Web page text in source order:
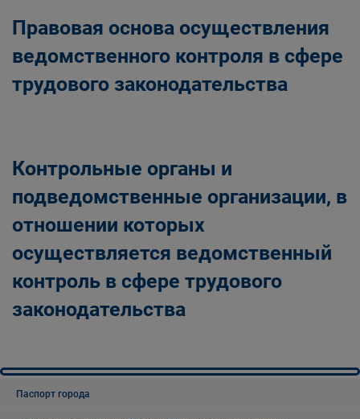
Правовая основа осуществления
ведомственного контроля в сфере
трудового законодательства
Контрольные органы и
подведомственные организации, в
отношении которых
осуществляется ведомственный
контроль в сфере трудового
законодательства
Паспорт города